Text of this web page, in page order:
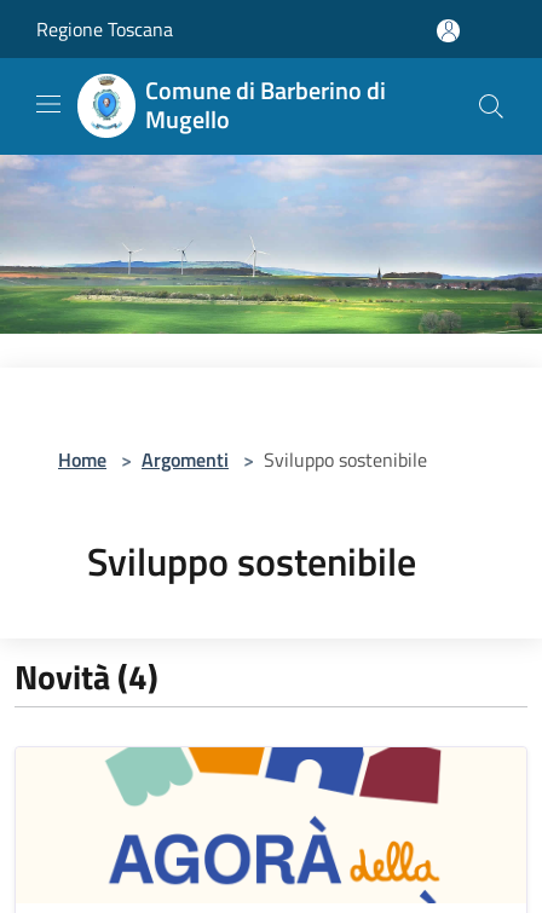
Regione Toscana
Comune di Barberino di
Mugello
Home > Argomenti > Sviluppo sostenibile
Sviluppo sostenibile
Novità (4)